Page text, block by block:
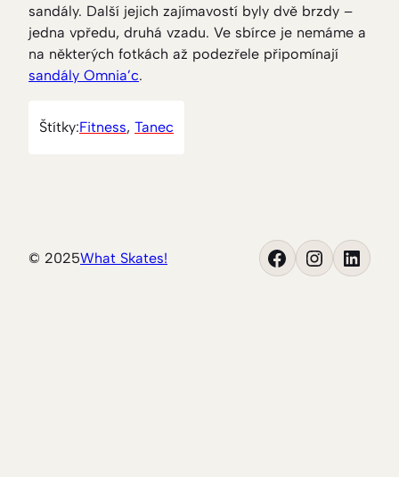
sandály. Další jejich zajímavostí byly dvě brzdy –
jedna vpředu, druhá vzadu. Ve sbírce je nemáme a
na některých fotkách až podezřele připomínají
sandály Omnia’c.
Štítky:Fitness, Tanec
© 2025What Skates! Facebook Instagram LinkedIn